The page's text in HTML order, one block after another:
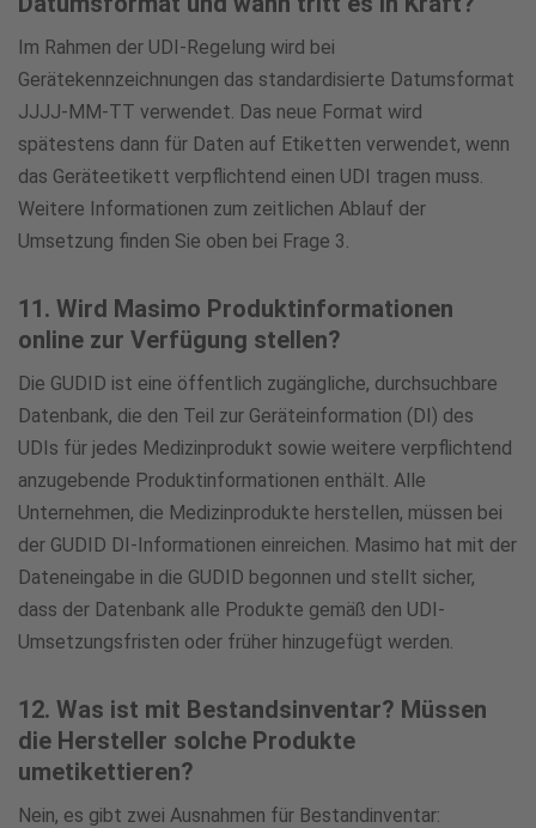
Im Rahmen der UDI-Regelung wird bei
Gerätekennzeichnungen das standardisierte Datumsformat
JJJJ-MM-TT verwendet. Das neue Format wird
spätestens dann für Daten auf Etiketten verwendet, wenn
das Geräteetikett verpflichtend einen UDI tragen muss.
Weitere Informationen zum zeitlichen Ablauf der
Umsetzung finden Sie oben bei Frage 3.
11. Wird Masimo Produktinformationen
online zur Verfügung stellen?
Die GUDID ist eine öffentlich zugängliche, durchsuchbare
Datenbank, die den Teil zur Geräteinformation (DI) des
UDIs für jedes Medizinprodukt sowie weitere verpflichtend
anzugebende Produktinformationen enthält. Alle
Unternehmen, die Medizinprodukte herstellen, müssen bei
der GUDID DI-Informationen einreichen. Masimo hat mit der
Dateneingabe in die GUDID begonnen und stellt sicher,
dass der Datenbank alle Produkte gemäß den UDI-
Umsetzungsfristen oder früher hinzugefügt werden.
12. Was ist mit Bestandsinventar? Müssen
die Hersteller solche Produkte
umetikettieren?
Nein, es gibt zwei Ausnahmen für Bestandinventar: